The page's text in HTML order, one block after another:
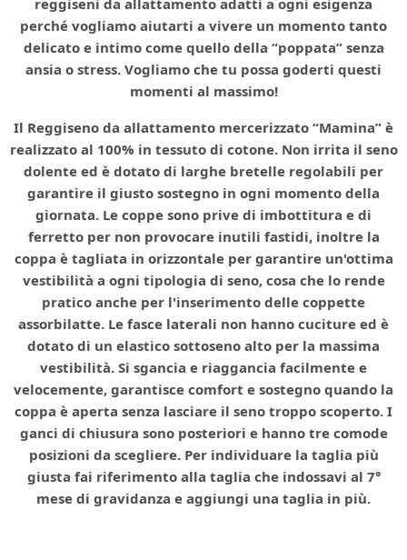
reggiseni da allattamento adatti a ogni esigenza
perché vogliamo aiutarti a vivere un momento tanto
delicato e intimo come quello della “poppata” senza
ansia o stress. Vogliamo che tu possa goderti questi
momenti al massimo!
Il Reggiseno da allattamento mercerizzato “Mamina” è
realizzato al 100% in tessuto di cotone. Non irrita il seno
dolente ed è dotato di larghe bretelle regolabili per
garantire il giusto sostegno in ogni momento della
giornata. Le coppe sono prive di imbottitura e di
ferretto per non provocare inutili fastidi, inoltre la
coppa è tagliata in orizzontale per garantire un'ottima
vestibilità a ogni tipologia di seno, cosa che lo rende
pratico anche per l'inserimento delle coppette
assorbilatte. Le fasce laterali non hanno cuciture ed è
dotato di un elastico sottoseno alto per la massima
vestibilità. Si sgancia e riaggancia facilmente e
velocemente, garantisce comfort e sostegno quando la
coppa è aperta senza lasciare il seno troppo scoperto. I
ganci di chiusura sono posteriori e hanno tre comode
posizioni da scegliere. Per individuare la taglia più
giusta fai riferimento alla taglia che indossavi al 7°
mese di gravidanza e aggiungi una taglia in più.